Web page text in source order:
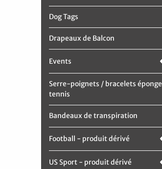
Dog Tags
Drapeaux de Balcon
Events
Serre-poignets / bracelets éponge
tennis
Bandeaux de transpiration
Football - produit dérivé
US Sport - produit dérivé